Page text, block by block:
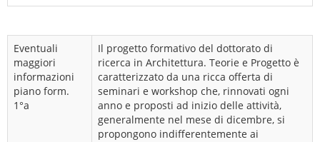
Eventuali
maggiori
informazioni
piano form.
1°a
Il progetto formativo del dottorato di
ricerca in Architettura. Teorie e Progetto è
caratterizzato da una ricca offerta di
seminari e workshop che, rinnovati ogni
anno e proposti ad inizio delle attività,
generalmente nel mese di dicembre, si
propongono indifferentemente ai